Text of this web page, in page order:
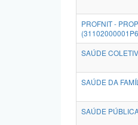
PROFNIT -
SAÚDE
SAÚDE DA
SAÚDE